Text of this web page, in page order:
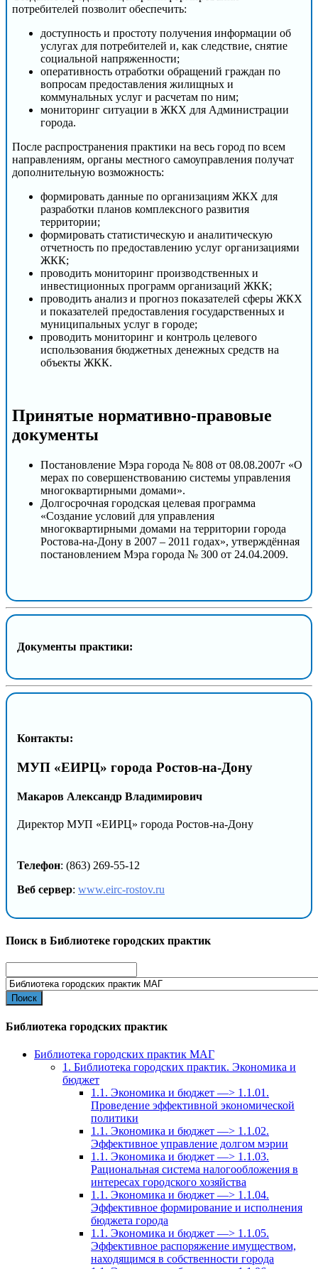
потребителей позволит обеспечить:
доступность и простоту получения информации об
услугах для потребителей и, как следствие, снятие
социальной напряженности;
оперативность отработки обращений граждан по
вопросам предоставления жилищных и
коммунальных услуг и расчетам по ним;
мониторинг ситуации в ЖКХ для Администрации
города.
После распространения практики на весь город по всем
направлениям, органы местного самоуправления получат
дополнительную возможность:
формировать данные по организациям ЖКХ для
разработки планов комплексного развития
территории;
формировать статистическую и аналитическую
отчетность по предоставлению услуг организациями
ЖКК;
проводить мониторинг производственных и
инвестиционных программ организаций ЖКК;
проводить анализ и прогноз показателей сферы ЖКХ
и показателей предоставления государственных и
муниципальных услуг в городе;
проводить мониторинг и контроль целевого
использования бюджетных денежных средств на
объекты ЖКК.
Принятые нормативно-правовые
документы
Постановление Мэра города № 808 от 08.08.2007г «О
мерах по совершенствованию системы управления
многоквартирными домами».
Долгосрочная городская целевая программа
«Создание условий для управления
многоквартирными домами на территории города
Ростова-на-Дону в 2007 – 2011 годах», утверждённая
постановлением Мэра города № 300 от 24.04.2009.
Документы практики:
Контакты:
МУП «ЕИРЦ» города Ростов-на-Дону
Макаров Александр Владимирович
Директор МУП «ЕИРЦ» города Ростов-на-Дону
Телефон: (863) 269-55-12
Веб сервер: www.eirc-rostov.ru
Поиск в Библиотеке городских практик
for:
Библиотека городских практик
Библиотека городских практик МАГ
1. Библиотека городских практик. Экономика и
бюджет
1.1. Экономика и бюджет —> 1.1.01.
Проведение эффективной экономической
политики
1.1. Экономика и бюджет —> 1.1.02.
Эффективное управление долгом мэрии
1.1. Экономика и бюджет —> 1.1.03.
Рациональная система налогообложения в
интересах городского хозяйства
1.1. Экономика и бюджет —> 1.1.04.
Эффективное формирование и исполнения
бюджета города
1.1. Экономика и бюджет —> 1.1.05.
Эффективное распоряжение имуществом,
находящимся в собственности города